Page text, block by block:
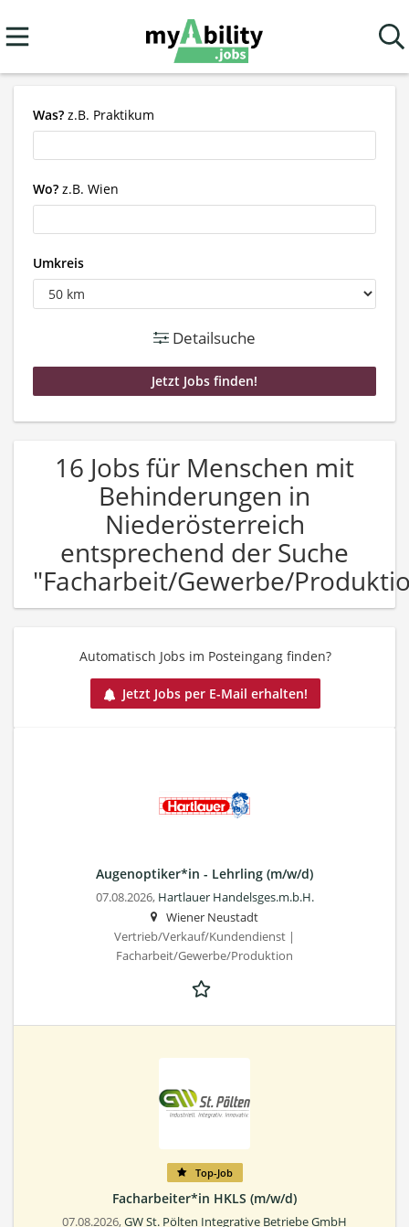
Was? z.B. Praktikum
Wo? z.B. Wien
Umkreis
Detailsuche
16 Jobs für Menschen mit
Behinderungen in
Niederösterreich
entsprechend der Suche
"Facharbeit/Gewerbe/
Automatisch Jobs im Posteingang finden?
Jetzt Jobs per E-Mail erhalten!
Augenoptiker*in - Lehrling (m/w/d)
07.08.2026, Hartlauer Handelsges.m.b.H.
Wiener Neustadt
Vertrieb/Verkauf/Kundendienst |
Facharbeit/Gewerbe/Produktion
Top-Job
Facharbeiter*in HKLS (m/w/d)
07.08.2026,GW St. Pölten Integrative Betriebe GmbH